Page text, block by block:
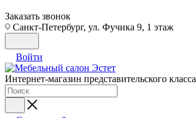
Заказать звонок
Санкт-Петербург, ул. Фучика 9, 1 этаж
Войти
Интернет-магазин представительского класса